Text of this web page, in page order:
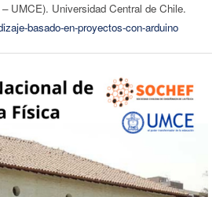
UMCE). Universidad Central de Chile.
basado-en-proyectos-con-arduino